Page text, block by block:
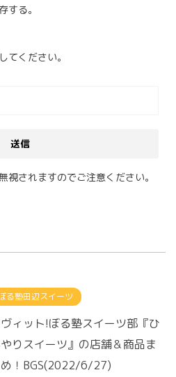
する。
てください。
視されますのでご注意ください。
る塾田辺スイーツ
ィット!ぼる塾スイーツ部『ひ
りスイーツ』の店舗＆商品ま
め！BGS(2022/6/27)